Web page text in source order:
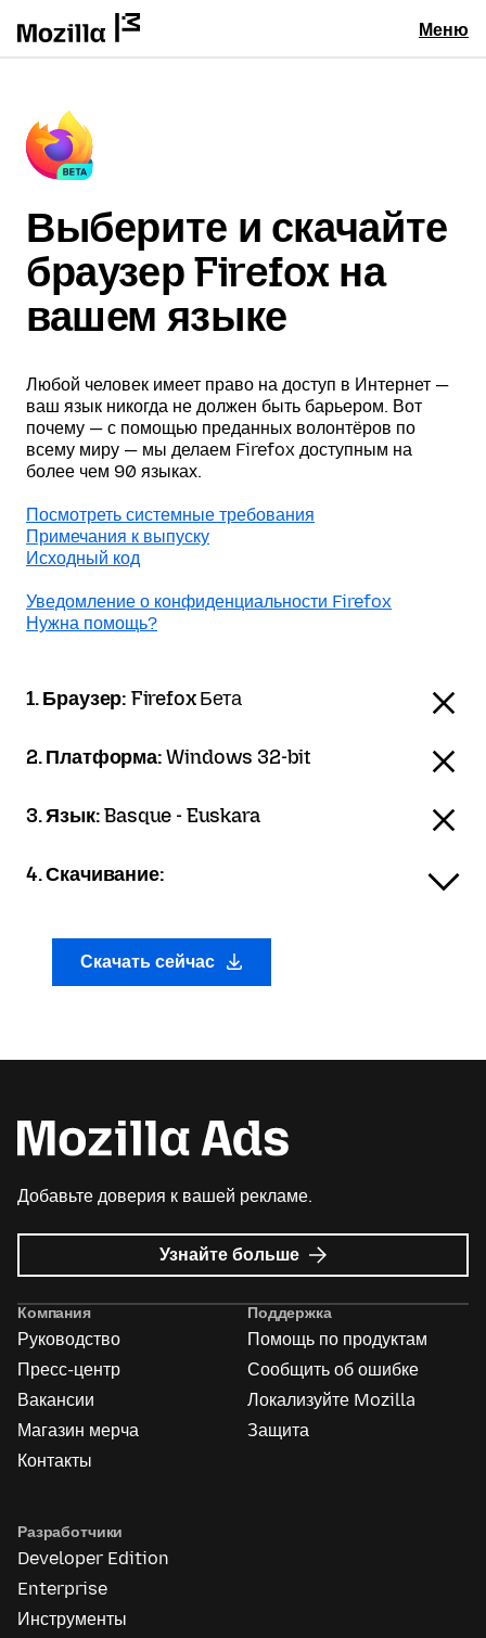
Меню
Выберите и скачайте
браузер Firefox на
вашем языке
Любой человек имеет право на доступ в Интернет —
ваш язык никогда не должен быть барьером. Вот
почему — с помощью преданных волонтёров по
всему миру — мы делаем Firefox доступным на
более чем 90 языках.
Посмотреть системные требования
Примечания к выпуску
Исходный код
Уведомление о конфиденциальности Firefox
Нужна помощь?
1. Браузер: Firefox Бета
2. Платформа:Windows 32-bit
3. Язык:Basque - Euskara
4. Скачивание:
Скачать сейчас
Добавьте доверия к вашей рекламе.
Узнайте больше о
Реклама
Компания
Руководство
Пресс-центр
Вакансии
Магазин мерча
Контакты
Поддержка
Помощь по продуктам
Сообщить об ошибке
Локализуйте Mozilla
Защита
Разработчики
Developer Edition
Enterprise
Инструменты